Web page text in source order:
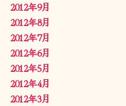
2012年9月
2012年8月
2012年7月
2012年6月
2012年5月
2012年4月
2012年3月